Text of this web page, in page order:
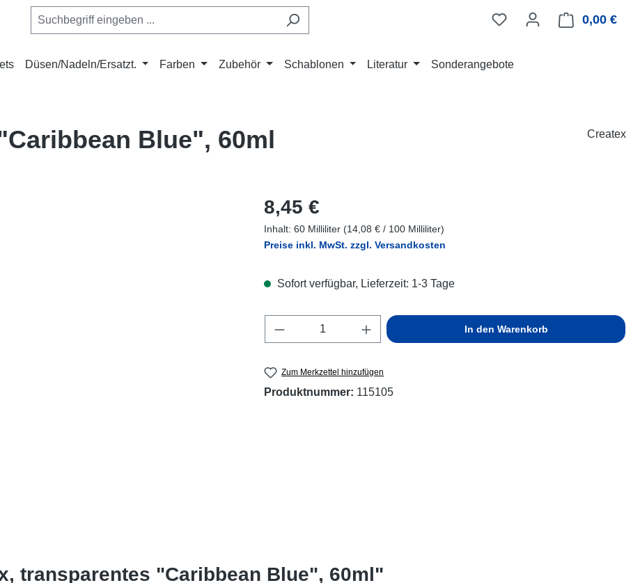
0,00 €
Düsen/Nadeln/Ersatzt. Farben Zubehör Schablonen Literatur Sonderangebote
Blue", 60ml Createx
Regulärer Preis:
8,45 €
Inhalt: 60 Milliliter (14,08 € / 100 Milliliter)
Preise inkl. MwSt. zzgl. Versandkosten
Sofort verfügbar, Lieferzeit: 1-3 Tage
Produkt Anzahl: Gib den gewünschten Wert ein
In den Warenkorb
Zum Merkzettel hinzufügen
Produktnummer: 115105
transparentes "Caribbean Blue", 60ml"